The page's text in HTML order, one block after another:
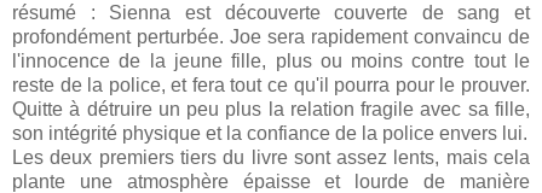
résumé : Sienna est découverte couverte de sang et
profondément perturbée. Joe sera rapidement convaincu de
l'innocence de la jeune fille, plus ou moins contre tout le
reste de la police, et fera tout ce qu'il pourra pour le prouver.
Quitte à détruire un peu plus la relation fragile avec sa fille,
son intégrité physique et la confiance de la police envers lui.
Les deux premiers tiers du livre sont assez lents, mais cela
plante une atmosphère épaisse et lourde de manière